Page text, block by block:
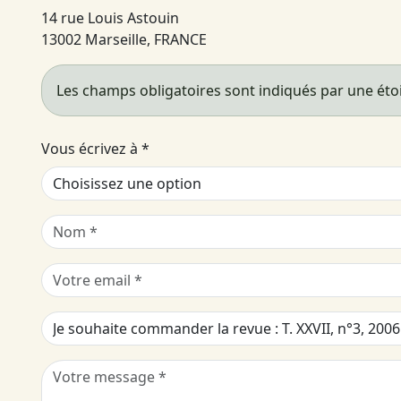
14 rue Louis Astouin
13002 Marseille, FRANCE
Les champs obligatoires sont indiqués par une
Vous écrivez à *